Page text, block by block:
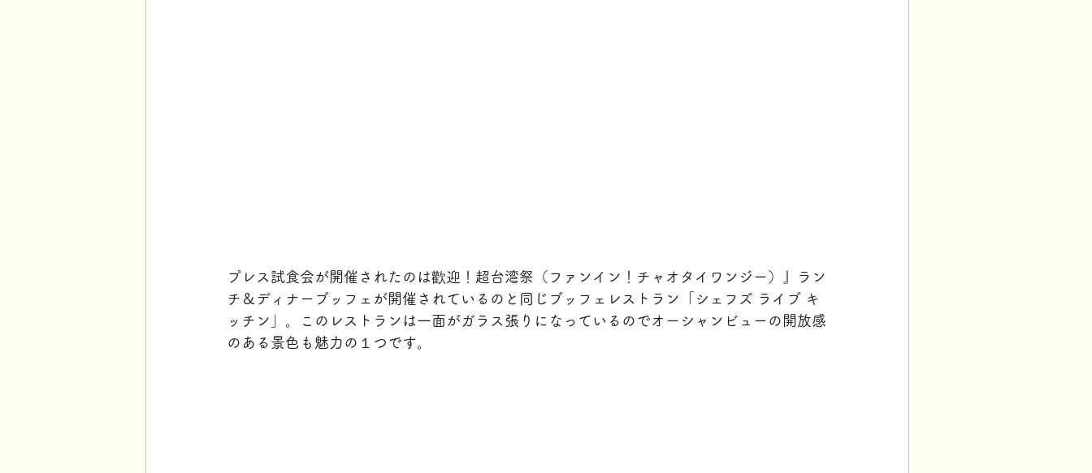
プレス試食会が開催されたのは歡迎！超台湾祭（ファンイン！チャオタイワンジー）』ラン
チ＆ディナーブッフェが開催されているのと同じブッフェレストラン「シェフズ ライブ キ
ッチン」。このレストランは一面がガラス張りになっているのでオーシャンビューの開放感
のある景色も魅力の１つです。